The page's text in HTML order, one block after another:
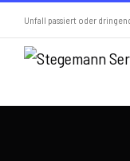
to
content
Unfall passiert oder